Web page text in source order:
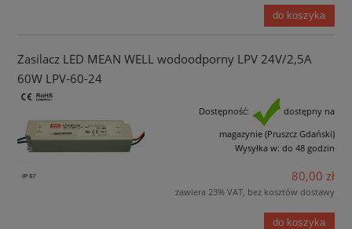
do koszyka
Zasilacz LED MEAN WELL wodoodporny LPV 24V/2,5A
60W LPV-60-24
Dostępność:
dostępny na
magazynie (Pruszcz Gdański)
Wysyłka w: do 48 godzin
80,00 zł
zawiera 23% VAT, bez kosztów dostawy
do koszyka